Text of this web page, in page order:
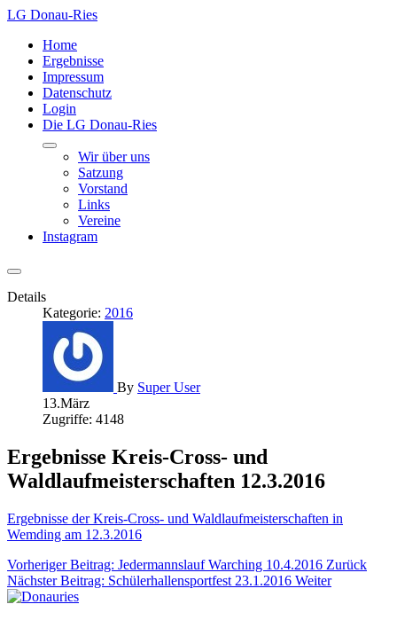
LG Donau-Ries
Home
Ergebnisse
Impressum
Datenschutz
Login
Die LG Donau-Ries
Wir über uns
Satzung
Vorstand
Links
Vereine
Instagram
Details
Kategorie: 2016
By Super User
13.März
Zugriffe: 4148
Ergebnisse Kreis-Cross- und
Waldlaufmeisterschaften 12.3.2016
Ergebnisse der Kreis-Cross- und Waldlaufmeisterschaften in
Wemding am 12.3.2016
Vorheriger Beitrag: Jedermannslauf Warching 10.4.2016 Zurück
Nächster Beitrag: Schülerhallensportfest 23.1.2016 Weiter